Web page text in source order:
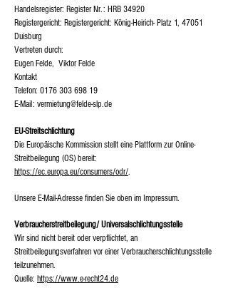
Handelsregister: Register Nr.: HRB 34920
Registergericht: Registergericht: König-Heirich- Platz 1, 47051
Duisburg
Vertreten durch:
Eugen Felde, Viktor Felde
Kontakt
Telefon: 0176 303 698 19
E-Mail: vermietung@felde-slp.de
EU-Streitschlichtung
Die Europäische Kommission stellt eine Plattform zur Online-
Streitbeilegung (OS) bereit:
https://ec.europa.eu/consumers/odr/.
Unsere E-Mail-Adresse finden Sie oben im Impressum.
Verbraucher­streit­beilegung/ Universal­schlichtungs­stelle
Wir sind nicht bereit oder verpflichtet, an
Streitbeilegungsverfahren vor einer Verbraucherschlichtungsstelle
teilzunehmen.
Quelle: https://www.e-recht24.de